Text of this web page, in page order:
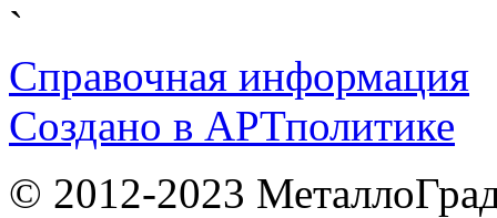
`
Справочная информация
Cоздано в АРТполитике
© 2012-2023